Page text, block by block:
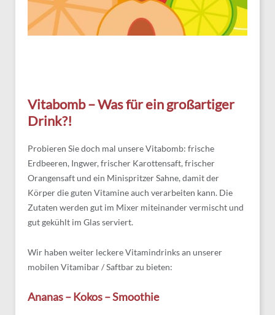
Vitabomb – Was für ein großartiger
Drink?!
Probieren Sie doch mal unsere Vitabomb: frische
Erdbeeren, Ingwer, frischer Karottensaft, frischer
Orangensaft und ein Minispritzer Sahne, damit der
Körper die guten Vitamine auch verarbeiten kann. Die
Zutaten werden gut im Mixer miteinander vermischt und
gut gekühlt im Glas serviert.
Wir haben weiter leckere Vitamindrinks an unserer
mobilen Vitamibar / Saftbar zu bieten:
Ananas – Kokos – Smoothie